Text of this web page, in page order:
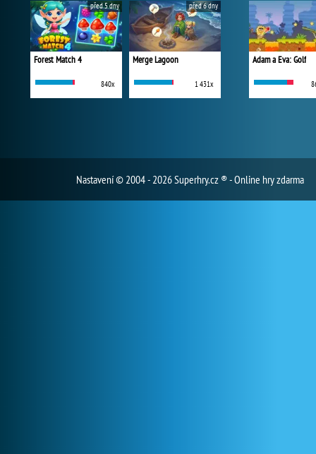
Forest Match 4
840x
před 5 dny
Merge Lagoon
1 431x
před 6 dny
Adam a Eva: Golf
Nastavení© 2004 - 2026 Superhry.cz ® - Online hry zdarma